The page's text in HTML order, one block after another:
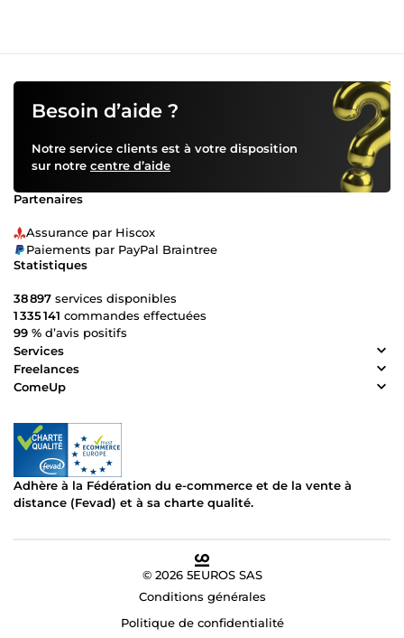
Besoin d’aide ?
Notre service clients est à votre disposition
sur notre centre d’aide
Partenaires
Assurance par Hiscox
Paiements par PayPal Braintree
Statistiques
38 897 services disponibles
1 335 141 commandes effectuées
99 % d’avis positifs
Services
Freelances
ComeUp
Adhère à la Fédération du e-commerce et de la vente à
distance (Fevad) et à sa charte qualité.
© 2026 5EUROS SAS
Conditions générales
Politique de confidentialité